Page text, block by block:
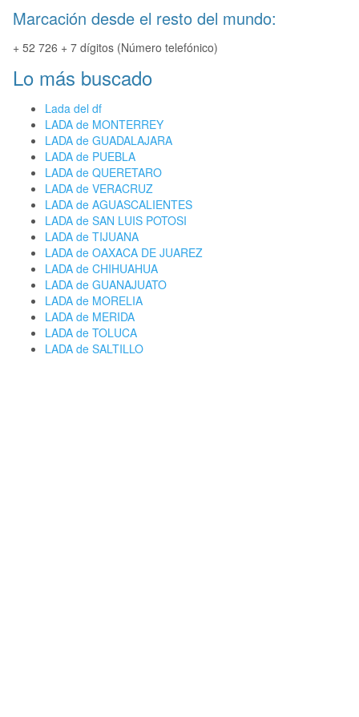
Marcación desde el resto del mundo:
+ 52 726 + 7 dígitos (Número telefónico)
Lo más buscado
Lada del df
LADA de MONTERREY
LADA de GUADALAJARA
LADA de PUEBLA
LADA de QUERETARO
LADA de VERACRUZ
LADA de AGUASCALIENTES
LADA de SAN LUIS POTOSI
LADA de TIJUANA
LADA de OAXACA DE JUAREZ
LADA de CHIHUAHUA
LADA de GUANAJUATO
LADA de MORELIA
LADA de MERIDA
LADA de TOLUCA
LADA de SALTILLO